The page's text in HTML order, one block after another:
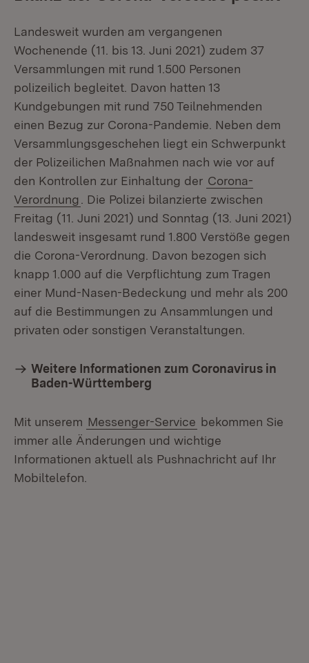
Landesweit wurden am vergangenen
Wochenende (11. bis 13. Juni 2021) zudem 37
Versammlungen mit rund 1.500 Personen
polizeilich begleitet. Davon hatten 13
Kundgebungen mit rund 750 Teilnehmenden
einen Bezug zur Corona-Pandemie. Neben dem
Versammlungsgeschehen liegt ein Schwerpunkt
der Polizeilichen Maßnahmen nach wie vor auf
den Kontrollen zur Einhaltung der Corona-
Verordnung
. Die Polizei bilanzierte zwischen
Freitag (11. Juni 2021) und Sonntag (13. Juni 2021)
landesweit insgesamt rund 1.800 Verstöße gegen
die Corona-Verordnung. Davon bezogen sich
knapp 1.000 auf die Verpflichtung zum Tragen
einer Mund-Nasen-Bedeckung und mehr als 200
auf die Bestimmungen zu Ansammlungen und
privaten oder sonstigen Veranstaltungen.
Weitere Informationen zum Coronavirus in
Baden-Württemberg
Mit unserem Messenger-Service bekommen Sie
immer alle Änderungen und wichtige
Informationen aktuell als Pushnachricht auf Ihr
Mobiltelefon.